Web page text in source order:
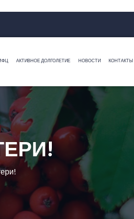
АКТИВНОЕ ДОЛГОЛЕТИЕ НОВОСТИ КОНТАКТЫ